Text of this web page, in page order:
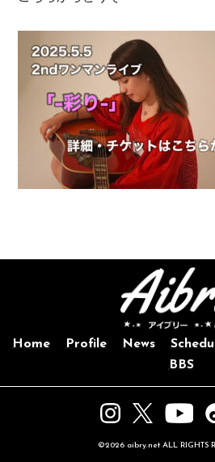
Home Profile News
BBS
©2026 aibry.net ALL RIGHTS